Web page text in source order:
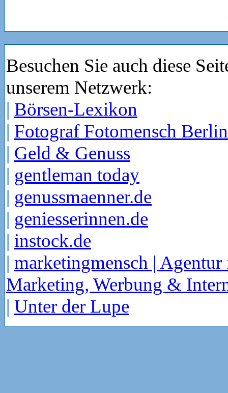
Besuchen Sie auch diese
unserem Netzwerk:
| Börsen-Lexikon
| Fotograf Fotomensch Berlin
| Geld & Genuss
| gentleman today
| genussmaenner.de
| geniesserinnen.de
| instock.de
| marketingmensch | Agentur
Marketing, Werbung &
| Unter der Lupe